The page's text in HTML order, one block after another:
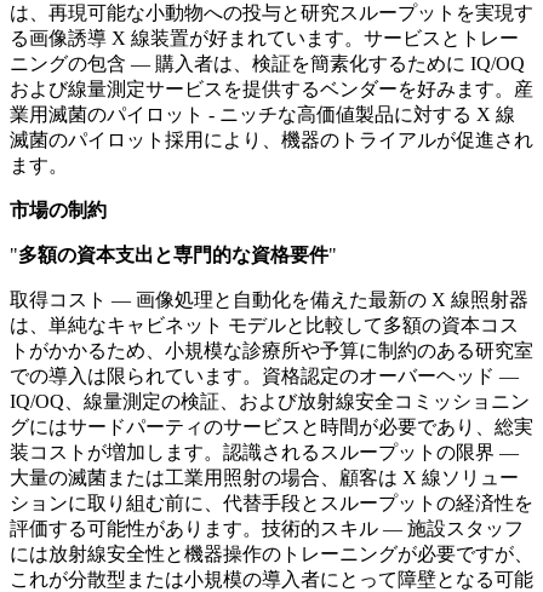
は、再現可能な小動物への投与と研究スループットを実現す
る画像誘導 X 線装置が好まれています。サービスとトレー
ニングの包含 — 購入者は、検証を簡素化するために IQ/OQ
および線量測定サービスを提供するベンダーを好みます。産
業用滅菌のパイロット - ニッチな高価値製品に対する X 線
滅菌のパイロット採用により、機器のトライアルが促進され
ます。
市場の制約
"多額の資本支出と専門的な資格要件"
取得コスト — 画像処理と自動化を備えた最新の X 線照射器
は、単純なキャビネット モデルと比較して多額の資本コス
トがかかるため、小規模な診療所や予算に制約のある研究室
での導入は限られています。資格認定のオーバーヘッド —
IQ/OQ、線量測定の検証、および放射線安全コミッショニン
グにはサードパーティのサービスと時間が必要であり、総実
装コストが増加します。認識されるスループットの限界 —
大量の滅菌または工業用照射の場合、顧客は X 線ソリュー
ションに取り組む前に、代替手段とスループットの経済性を
評価する可能性があります。技術的スキル — 施設スタッフ
には放射線安全性と機器操作のトレーニングが必要ですが、
これが分散型または小規模の導入者にとって障壁となる可能